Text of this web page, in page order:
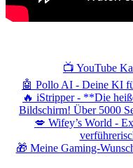
📺 YouTube
🤖 Pollo AI - Deine KI
🔥 iStripper - **Die
Bildschirm! Über 5000
💋 Wifey’s World -
🎁 Meine Gaming-